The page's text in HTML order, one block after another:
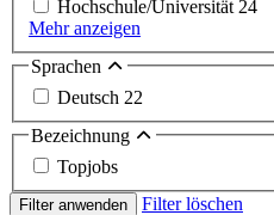
Hochschule/Universität24
Mehr anzeigen
Sprachen
Deutsch 22
Bezeichnung
Topjobs
Filter anwenden Filter löschen